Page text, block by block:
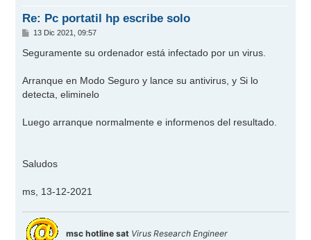
Re: Pc portatil hp escribe solo
M
n
s
e
13 Dic 2021, 09:57
Seguramente su ordenador está infectado por un virus.
Arranque en Modo Seguro y lance su antivirus, y Si lo
detecta, eliminelo
Luego arranque normalmente e informenos del resultado.
Saludos
ms, 13-12-2021
msc hotline sat Virus Research Engineer